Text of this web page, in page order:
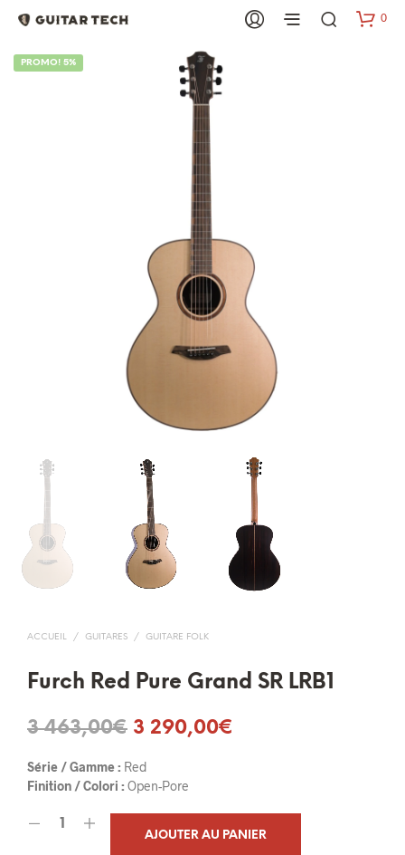
0
PROMO! 5%
ACCUEIL / GUITARES / GUITARE FOLK
Furch Red Pure Grand SR LRB1
3 463,00€ Le
prix
initial
était :
3 290,00€
est :
Série / Gamme : Red
Finition / Colori : Open-Pore
AJOUTER AU PANIER